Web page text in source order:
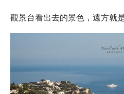
觀景台看出去的景色，遠方就